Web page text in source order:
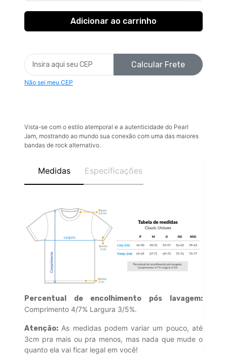
Calcular Frete
Não sei meu CEP
Vista-se com o estilo atemporal e a autenticidade do Pearl
Jam, mostrando ao mundo sua conexão com uma das maiores
bandas de rock alternativo.
Medidas Especificações
Percentual de encolhimento pós lavagem:
Comprimento 4/7% Largura 3/5%.
Atenção: As medidas podem variar um pouco, até
3cm pra mais ou pra menos, mas nada que mude o
quanto ela vai ficar legal em você!